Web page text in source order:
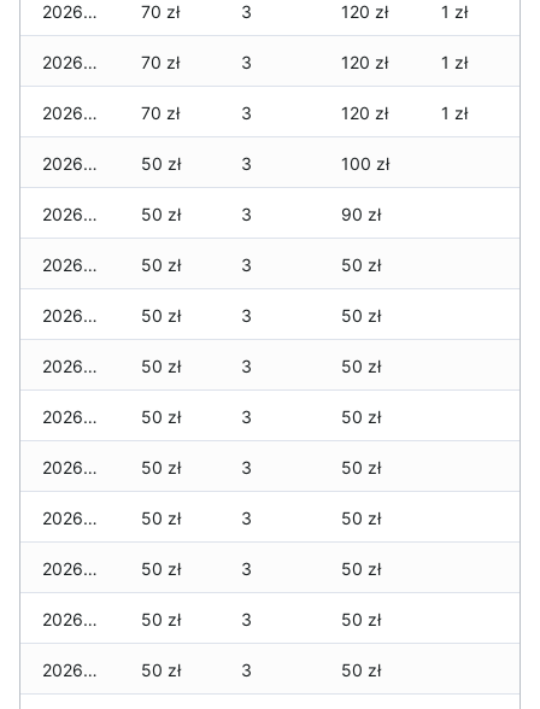
2026-01-22 70 zł 3 120 zł 1 zł
2026-01-21 70 zł 3 120 zł 1 zł
2026-01-20 70 zł 3 120 zł 1 zł
2026-01-19 50 zł 3 100 zł
2026-01-18 50 zł 3 90 zł
2026-01-17 50 zł 3 50 zł
2026-01-16 50 zł 3 50 zł
2026-01-15 50 zł 3 50 zł
2026-01-14 50 zł 3 50 zł
2026-01-13 50 zł 3 50 zł
2026-01-12 50 zł 3 50 zł
2026-01-11 50 zł 3 50 zł
2026-01-09 50 zł 3 50 zł
2026-01-08 50 zł 3 50 zł